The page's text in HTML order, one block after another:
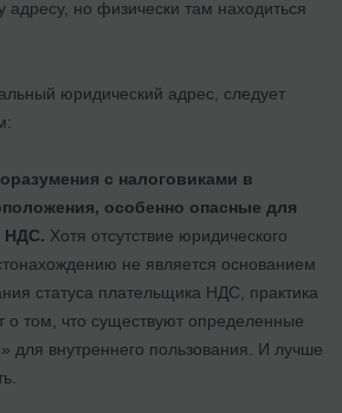
адресу, но физически там находиться
юридический адрес, следует
с налоговиками в
особенно опасные для
НДС. Хотя отсутствие юридического
не является основанием
статуса плательщика НДС, практика
о том, что существуют определенные
для внутреннего пользования. И лучше